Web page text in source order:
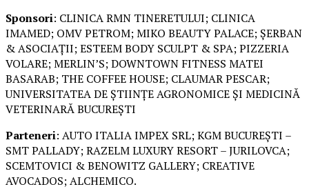
Sponsori: CLINICA RMN TINERETULUI; CLINICA
IMAMED; OMV PETROM; MIKO BEAUTY PALACE; ȘERBAN
& ASOCIAȚII; ESTEEM BODY SCULPT & SPA; PIZZERIA
VOLARE; MERLIN’S; DOWNTOWN FITNESS MATEI
BASARAB; THE COFFEE HOUSE; CLAUMAR PESCAR;
UNIVERSITATEA DE ȘTIINȚE AGRONOMICE ȘI MEDICINĂ
VETERINARĂ BUCUREȘTI
Parteneri: AUTO ITALIA IMPEX SRL; KGM BUCUREȘTI –
SMT PALLADY; RAZELM LUXURY RESORT – JURILOVCA;
SCEMTOVICI & BENOWITZ GALLERY; CREATIVE
AVOCADOS; ALCHEMICO.